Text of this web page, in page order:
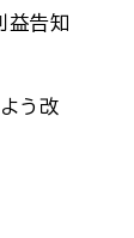
益告知
う改